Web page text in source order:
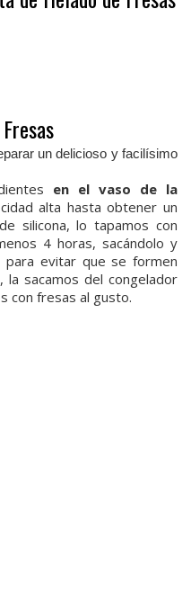
un delicioso y facilísimo
en el vaso de la
alta hasta obtener un
silicona, lo tapamos con
4 horas, sacándolo y
para evitar que se formen
sacamos del congelador
con fresas al gusto.